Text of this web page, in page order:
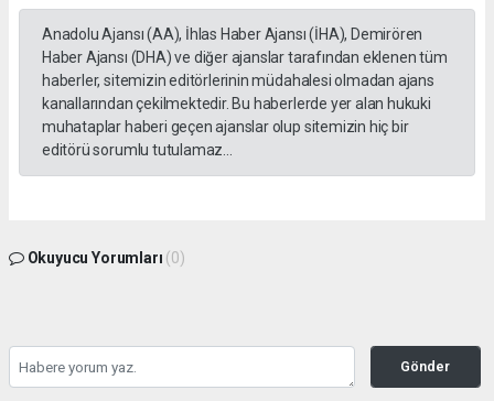
Anadolu Ajansı (AA), İhlas Haber Ajansı (İHA), Demirören
Haber Ajansı (DHA) ve diğer ajanslar tarafından eklenen tüm
haberler, sitemizin editörlerinin müdahalesi olmadan ajans
kanallarından çekilmektedir. Bu haberlerde yer alan hukuki
muhataplar haberi geçen ajanslar olup sitemizin hiç bir
editörü sorumlu tutulamaz...
Okuyucu Yorumları (0)
Gönder